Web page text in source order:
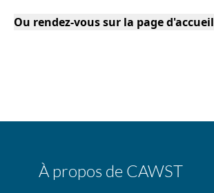
Ou rendez-vous sur la page d'accueil
À propos de CAWST